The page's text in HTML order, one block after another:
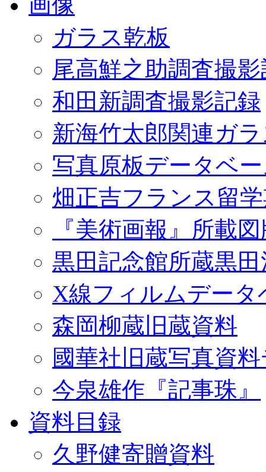
ガラス乾板
尾高鮮之助調査撮
和田新調査撮影記録
新海竹太郎関連ガ
写真原板データベ
畑正吉フランス留
『美術画報』所載
黒田記念館所蔵黒
X線フィルムデータ
森岡柳蔵旧蔵資料
國華社旧蔵写真資
今泉雄作『記事珠』
資料目録
久野健寄贈資料